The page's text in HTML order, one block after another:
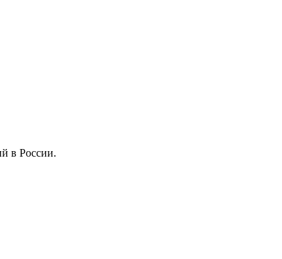
в России.